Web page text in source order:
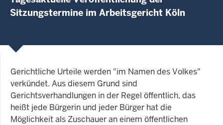
Sitzungstermine im Arbeitsgericht Köln
Gerichtliche Urteile werden "im Namen des Volkes"
verkündet. Aus diesem Grund sind
Gerichtsverhandlungen in der Regel öffentlich, das
heißt jede Bürgerin und jeder Bürger hat die
Möglichkeit als Zuschauer an einem öffentlichen